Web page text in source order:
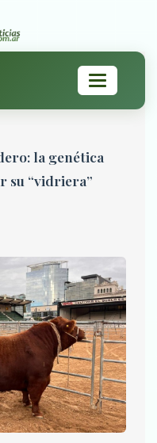
Toggle
navigation
la genética
su “vidriera”